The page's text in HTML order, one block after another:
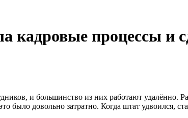
кадровые процессы и
и большинство из них работают удалённо.
было довольно затратно. Когда штат удвоился,